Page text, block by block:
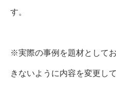
す。
※実際の事例を題材として
きないように内容を変更し